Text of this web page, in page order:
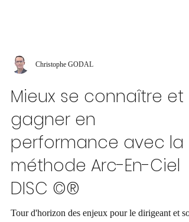
Mieux se connaître et
gagner en
performance avec la
méthode Arc-En-Ciel
DISC ©®